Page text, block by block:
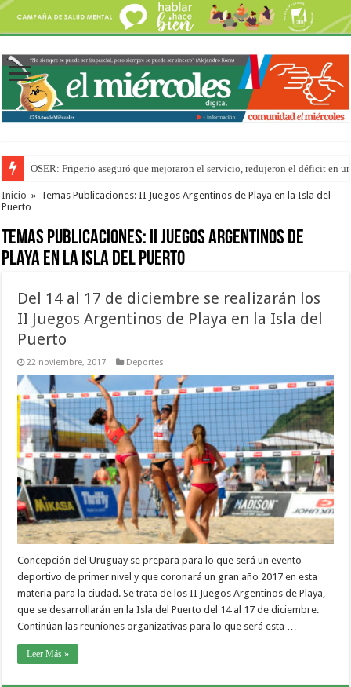
OSER: Frigerio aseguró que mejoraron el servicio, redujeron el déficit en
La Justicia suspende los ultraprocesados en las viandas escolares de Entre
Inicio » Temas Publicaciones: II Juegos Argentinos de Playa en la Isla del
Puerto
Temas Publicaciones: II Juegos Argentinos de
Playa en la Isla del Puerto
Del 14 al 17 de diciembre se realizarán los
II Juegos Argentinos de Playa en la Isla del
Puerto
22 noviembre, 2017 Deportes
Concepción del Uruguay se prepara para lo que será un evento
deportivo de primer nivel y que coronará un gran año 2017 en esta
materia para la ciudad. Se trata de los II Juegos Argentinos de Playa,
que se desarrollarán en la Isla del Puerto del 14 al 17 de diciembre.
Continúan las reuniones organizativas para lo que será esta …
Leer Más »